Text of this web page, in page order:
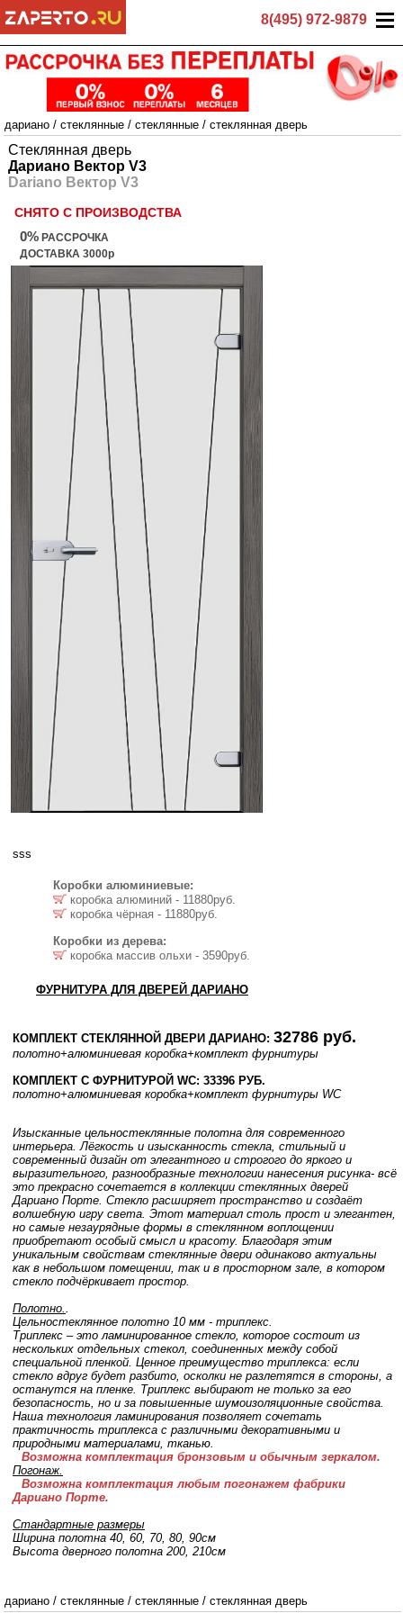
8(495) 972-9879
дариано / стеклянные / стеклянные / стеклянная дверь
Стеклянная дверь
Дариано Вектор V3
Dariano Вектор V3
СНЯТО С ПРОИЗВОДСТВА
0% РАССРОЧКА
ДОСТАВКА 3000р
sss
Коробки алюминиевые:
коробка алюминий - 11880руб.
коробка чёрная - 11880руб.
Коробки из дерева:
коробка массив ольхи - 3590руб.
ФУРНИТУРА ДЛЯ ДВЕРЕЙ ДАРИАНО
КОМПЛЕКТ СТЕКЛЯННОЙ ДВЕРИ ДАРИАНО: 32786 руб.
полотно+алюминиевая коробка+комплект фурнитуры
КОМПЛЕКТ С ФУРНИТУРОЙ WC: 33396 РУБ.
полотно+алюминиевая коробка+комплект фурнитуры WC
Изысканные цельностеклянные полотна для современного
интерьера. Лёгкость и изысканность стекла, стильный и
современный дизайн от элегантного и строгого до яркого и
выразительного, разнообразные технологии нанесения рисунка- всё
это прекрасно сочетается в коллекции стеклянных дверей
Дариано Порте. Стекло расширяет пространство и создаёт
волшебную игру света. Этот материал столь прост и элегантен,
но самые незаурядные формы в стеклянном воплощении
приобретают особый смысл и красоту. Благодаря этим
уникальным свойствам стеклянные двери одинаково актуальны
как в небольшом помещении, так и в просторном зале, в котором
стекло подчёркивает простор.
Полотно..
Цельностеклянное полотно 10 мм - триплекс.
Триплекс – это ламинированное стекло, которое состоит из
нескольких отдельных стекол, соединенных между собой
специальной пленкой. Ценное преимущество триплекса: если
стекло вдруг будет разбито, осколки не разлетятся в стороны, а
останутся на пленке. Триплекс выбирают не только за его
безопасность, но и за повышенные шумоизоляционные свойства.
Наша технология ламинирования позволяет сочетать
практичность триплекса с различными декоративными и
природными материалами, тканью.
Возможна комплектация бронзовым и обычным зеркалом.
Погонаж.
Возможна комплектация любым погонажем фабрики
Дариано Порте.
Стандартные размеры
Ширина полотна 40, 60, 70, 80, 90см
Высота дверного полотна 200, 210cм
дариано / стеклянные / стеклянные / стеклянная дверь